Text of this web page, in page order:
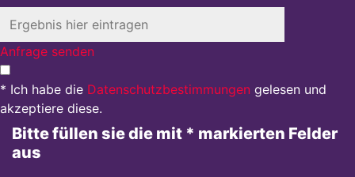
Anfrage senden
* Ich habe die Datenschutzbestimmungen gelesen und
akzeptiere diese.
Bitte füllen sie die mit * markierten Felder
aus